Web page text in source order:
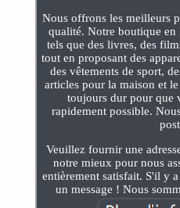
Nous offrons les meilleurs
qualité. Notre boutique en
tels que des livres, des
tout en proposant des
des vêtements de sport,
articles pour la maison et
toujours dur pour que
rapidement possible.
Veuillez fournir une
notre mieux pour nous
entièrement satisfait. S'il y
un message ! Nous